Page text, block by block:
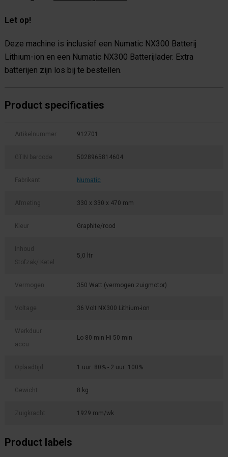
Let op!
Deze machine is inclusief een Numatic NX300 Batterij
Lithium-ion en een Numatic NX300 Batterijlader. Extra
batterijen zijn los bij te bestellen.
Product specificaties
Artikelnummer 912701
GTIN barcode 5028965814604
Fabrikant: Numatic
Afmeting 330 x 330 x 470 mm
Kleur Graphite/rood
Inhoud
Stofzak/ Ketel
5,0 ltr
Vermogen 350 Watt (vermogen zuigmotor)
Voltage 36 Volt NX300 Lithium-ion
Werkduur
accu
Lo 80 min Hi 50 min
Oplaadtijd 1 uur: 80% - 2 uur: 100%
Gewicht 8 kg
Zuigkracht 1929 mm/wk
Product labels